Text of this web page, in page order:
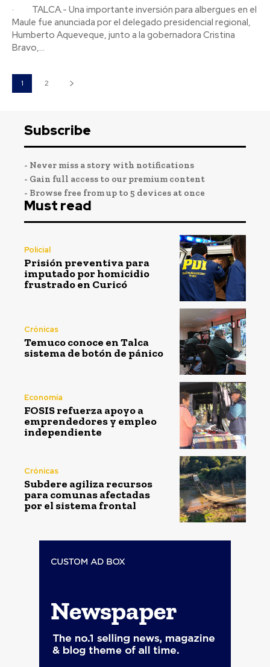
· TALCA.- Una importante inversión para albergues en el
Maule fue anunciada por el delegado presidencial regional,
Humberto Aqueveque, junto a la gobernadora Cristina
Bravo,...
1 2
Subscribe
- Never miss a story with notifications
- Gain full access to our premium content
- Browse free from up to 5 devices at once
Must read
Policial
Prisión preventiva para
imputado por homicidio
frustrado en Curicó
Crónicas
Temuco conoce en Talca
sistema de botón de pánico
Economía
FOSIS refuerza apoyo a
emprendedores y empleo
independiente
Crónicas
Subdere agiliza recursos
para comunas afectadas
por el sistema frontal